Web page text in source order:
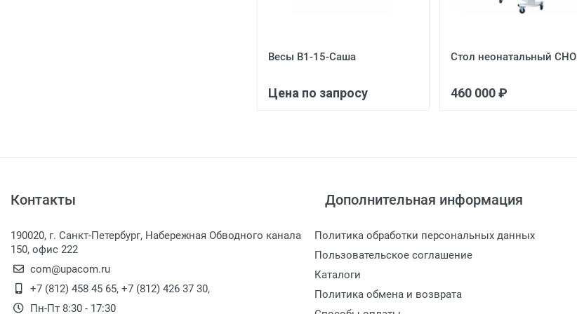
Весы В1-15-Саша
Цена по запросу
Стол неонатальный СНО
460 000 ₽
Контакты
190020, г. Санкт-Петербург, Набережная Обводного канала
150, офис 222
com@upacom.ru
+7 (812) 458 45 65, +7 (812) 426 37 30,
Пн-Пт 8:30 - 17:30
Дополнительная информация
Политика обработки персональных данных
Пользовательское соглашение
Каталоги
Политика обмена и возврата